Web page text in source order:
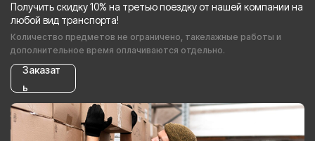
Получить скидку 10% на третью поездку от нашей компании на
любой вид транспорта!
Количество предметов не ограничено, такелажные работы и
дополнительное время оплачиваются отдельно.
Заказат
ь